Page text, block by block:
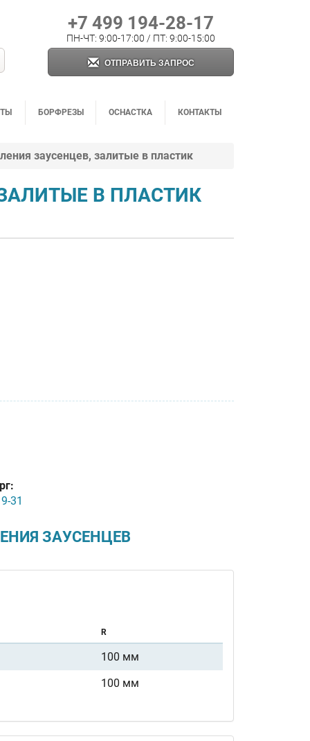
+7 499 194-28-17
ПН-ЧТ: 9:00-17:00 / ПТ: 9:00-15:00
ОТПРАВИТЬ ЗАПРОС
БОРФРЕЗЫ ОСНАСТКА КОНТАКТЫ
заусенцев, залитые в пластик
В ПЛАСТИК
31
ЗАУСЕНЦЕВ
R
100 мм
100 мм